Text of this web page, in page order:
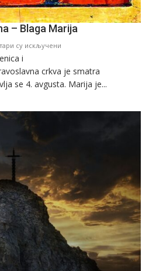
– Blaga Marija
су искључени
Marija
Magdalena
i
crkva je smatra
se 4. avgusta. Marija je...